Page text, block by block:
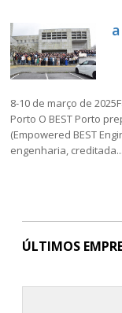
8-10 de março de
Porto O BEST Porto
(Empowered BEST
engenharia, creditada...
ÚLTIMOS